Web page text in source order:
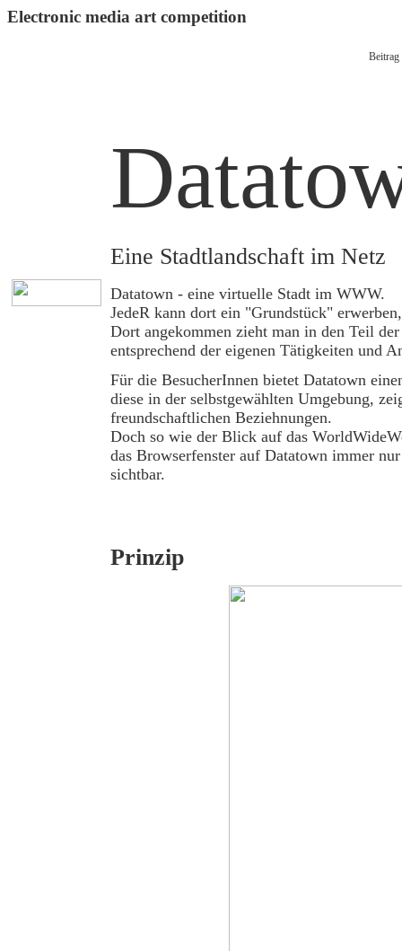
Electronic media art competition
Beitrag
Eine Stadtlandschaft im Netz
Datatown - eine virtuelle Stadt im WWW.
JedeR kann dort ein "Grundstück"
Dort angekommen zieht man in den Teil
entsprechend der eigenen Tätigkeiten und
Für die BesucherInnen bietet Datatown
diese in der selbstgewählten Umgebung,
freundschaftlichen Beziehnungen.
Doch so wie der Blick auf das
das Browserfenster auf Datatown immer
sichtbar.
Prinzip